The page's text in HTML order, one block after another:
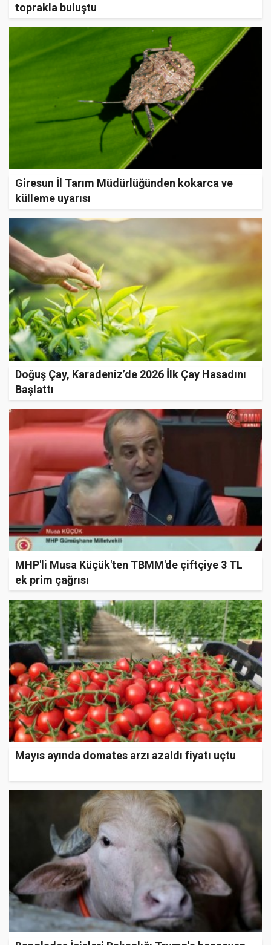
toprakla buluştu
Giresun İl Tarım Müdürlüğünden kokarca ve
külleme uyarısı
Doğuş Çay, Karadeniz’de 2026 İlk Çay Hasadını
Başlattı
MHP'li Musa Küçük'ten TBMM'de çiftçiye 3 TL
ek prim çağrısı
Mayıs ayında domates arzı azaldı fiyatı uçtu